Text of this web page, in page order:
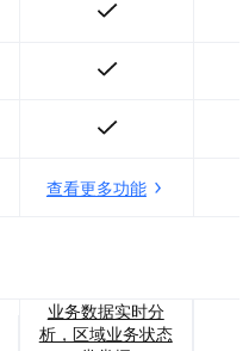
查看更多功能
业务数据实时分
析，区域业务状态